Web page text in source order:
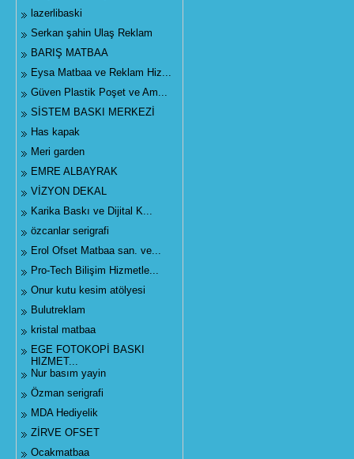
lazerlibaski
Serkan şahin Ulaş Reklam
BARIŞ MATBAA
Eysa Matbaa ve Reklam Hiz...
Güven Plastik Poşet ve Am...
SİSTEM BASKI MERKEZİ
Has kapak
Meri garden
EMRE ALBAYRAK
VİZYON DEKAL
Karika Baskı ve Dijital K...
özcanlar serigrafi
Erol Ofset Matbaa san. ve...
Pro-Tech Bilişim Hizmetle...
Onur kutu kesim atölyesi
Bulutreklam
kristal matbaa
EGE FOTOKOPİ BASKI
HIZMET...
Nur basım yayin
Özman serigrafi
MDA Hediyelik
ZİRVE OFSET
Ocakmatbaa